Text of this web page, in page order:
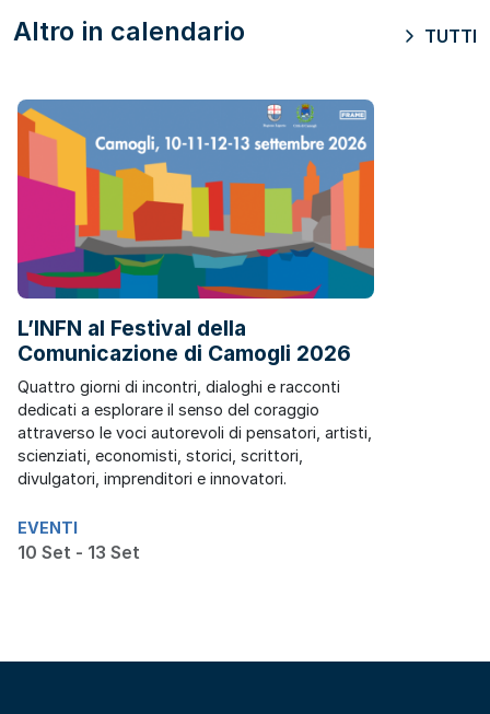
Altro in calendario TUTTI
L’INFN al Festival della
Comunicazione di Camogli 2026
Quattro giorni di incontri, dialoghi e racconti
dedicati a esplorare il senso del coraggio
attraverso le voci autorevoli di pensatori, artisti,
scienziati, economisti, storici, scrittori,
divulgatori, imprenditori e innovatori.
EVENTI
10 Set - 13 Set